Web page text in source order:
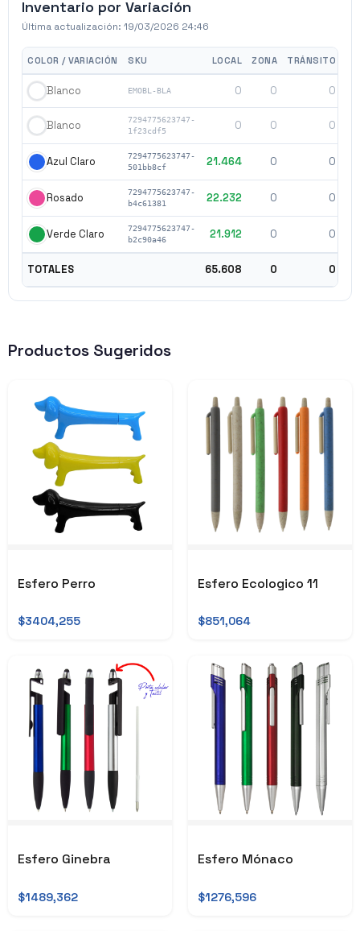
Inventario por Variación
Última actualización: 19/03/2026 24:46
COLOR / VARIACIÓN SKU LOCAL ZONA TRÁNSITO
Blanco EMOBL-BLA 0 0 0
Blanco
7294775623747-
1f23cdf5
0 0 0
Azul Claro
7294775623747-
501bb8cf
21.464 0 0
Rosado
7294775623747-
b4c61381
22.232 0 0
Verde Claro
7294775623747-
b2c90a46
21.912 0 0
TOTALES 65.608 0 0
Productos Sugeridos
Esfero Perro
$3404,255
Esfero Ecologico 11
$851,064
Esfero Ginebra
$1489,362
Esfero Mónaco
$1276,596